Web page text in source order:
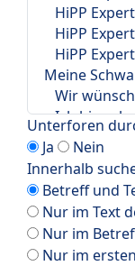
Unterforen
Ja
Nein
Innerhalb
Betreff und
Nur im Text
Nur im
Nur im